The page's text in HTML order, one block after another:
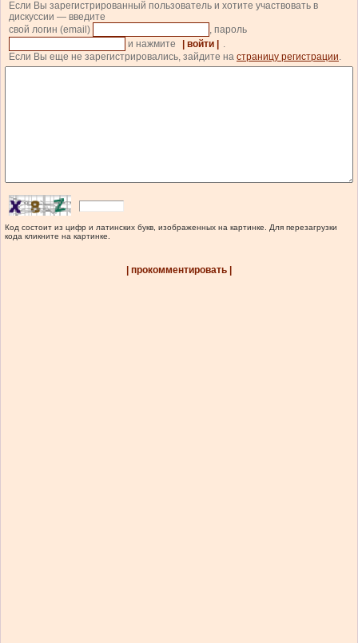
Если Вы зарегистрированный пользователь и хотите участвовать в
дискуссии — введите
свой логин (email)
, пароль
и нажмите
| войти |
.
Если Вы еще не зарегистрировались, зайдите на страницу регистрации.
Код состоит из цифр и латинских букв, изображенных на картинке. Для перезагрузки
кода кликните на картинке.
| прокомментировать |